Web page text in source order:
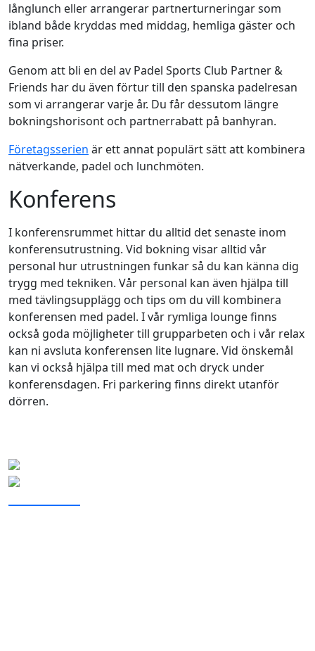
långlunch eller arrangerar partnerturneringar som
ibland både kryddas med middag, hemliga gäster och
fina priser.
Genom att bli en del av Padel Sports Club Partner &
Friends har du även förtur till den spanska padelresan
som vi arrangerar varje år. Du får dessutom längre
bokningshorisont och partnerrabatt på banhyran.
Företagsserien är ett annat populärt sätt att kombinera
nätverkande, padel och lunchmöten.
Konferens
I konferensrummet hittar du alltid det senaste inom
konferensutrustning. Vid bokning visar alltid vår
personal hur utrustningen funkar så du kan känna dig
trygg med tekniken. Vår personal kan även hjälpa till
med tävlingsupplägg och tips om du vill kombinera
konferensen med padel. I vår rymliga lounge finns
också goda möjligheter till grupparbeten och i vår relax
kan ni avsluta konferensen lite lugnare. Vid önskemål
kan vi också hjälpa till med mat och dryck under
konferensdagen. Fri parkering finns direkt utanför
dörren.